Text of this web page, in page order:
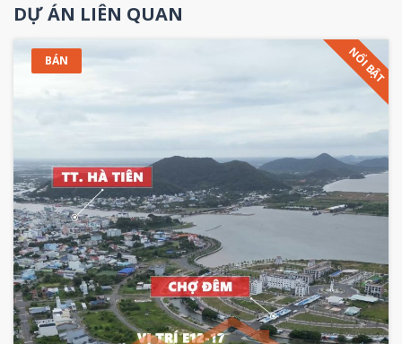
DỰ ÁN LIÊN QUAN
BÁN NỔI BẬT